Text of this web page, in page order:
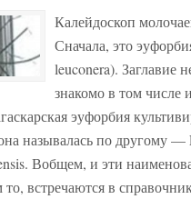
Калейдоскоп
Сначала, это
leuconera). Заглавие
знакомо в том числе
эуфорбия
называлась по другому
Вобщем, и эти
встречаются в